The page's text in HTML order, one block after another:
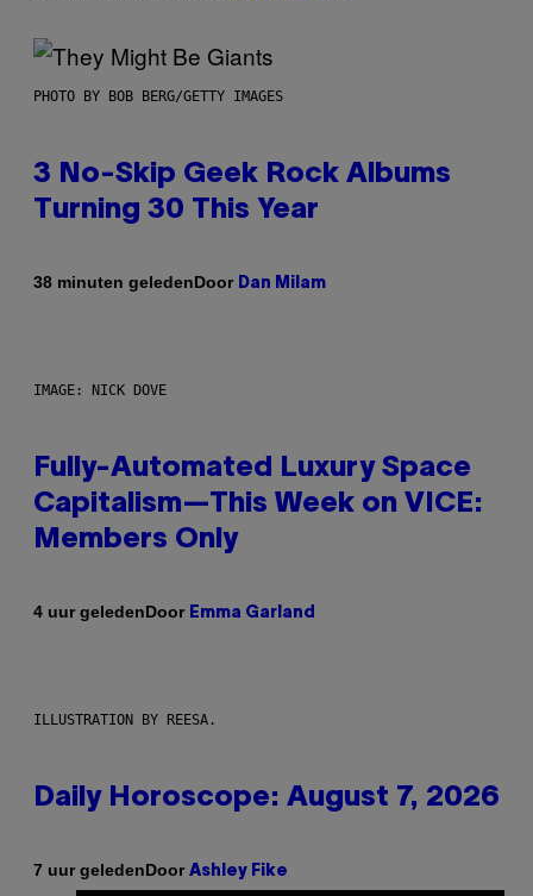
PHOTO BY BOB BERG/GETTY IMAGES
3 No-Skip Geek Rock Albums
Turning 30 This Year
38 minuten geledenDoor Dan Milam
IMAGE: NICK DOVE
Fully-Automated Luxury Space
Capitalism—This Week on VICE:
Members Only
4 uur geledenDoor Emma Garland
ILLUSTRATION BY REESA.
Daily Horoscope: August 7, 2026
7 uur geledenDoor Ashley Fike